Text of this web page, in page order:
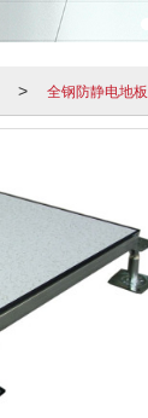
> 全钢防静电地板